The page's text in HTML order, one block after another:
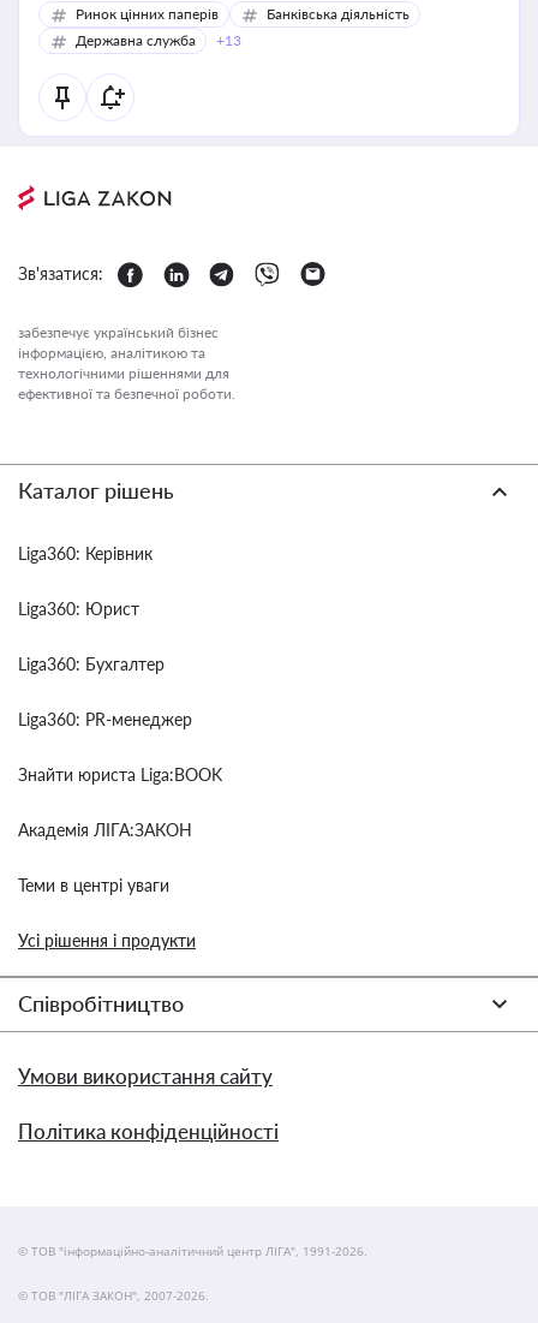
Ринок цінних паперів
Банківська діяльність
Державна служба
+13
Зв'язатися:
забезпечує український бізнес
інформацією, аналітикою та
технологічними рішеннями для
ефективної та безпечної роботи.
Каталог рішень
Liga360: Керівник
Liga360: Юрист
Liga360: Бухгалтер
Liga360: PR-менеджер
Знайти юриста Liga:BOOK
Академія ЛІГА:ЗАКОН
Теми в центрі уваги
Усі рішення і продукти
Співробітництво
Умови використання сайту
Політика конфіденційності
© ТОВ "інформаційно-аналітичний центр ЛІГА", 1991-2026.
© ТОВ "ЛІГА ЗАКОН", 2007-2026.